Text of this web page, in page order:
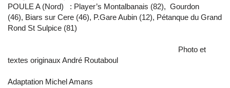
POULE A (Nord) : Player’s Montalbanais (82), Gourdon
(46), Biars sur Cere (46), P.Gare Aubin (12), Pétanque du Grand
Rond St Sulpice (81)
Photo et
textes originaux André Routaboul
Adaptation Michel Amans